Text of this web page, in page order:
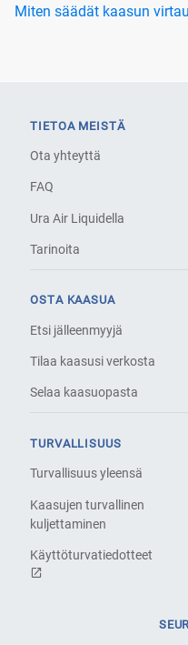
Miten säädät kaasun
TIETOA MEISTÄ
Ota yhteyttä
FAQ
Ura Air Liquidella
Tarinoita
OSTA KAASUA
Etsi jälleenmyyjä
Tilaa kaasusi verkosta
Selaa kaasuopasta
TURVALLISUUS
Turvallisuus yleensä
Kaasujen turvallinen
kuljettaminen
Käyttöturvatiedotteet